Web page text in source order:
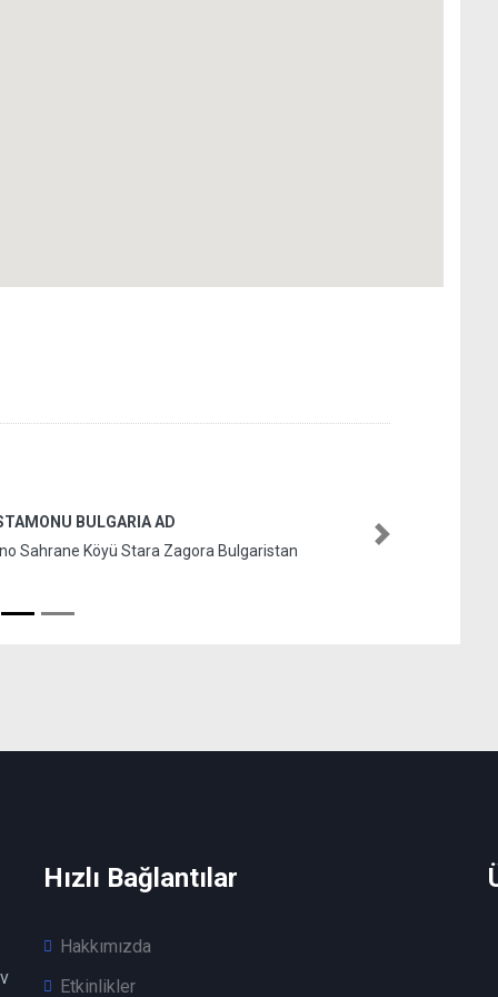
BULGARIA AD
Sahrane Köyü Stara Zagora Bulgaristan
Next
Hızlı Bağlantılar
Hakkımızda
Etkinlikler